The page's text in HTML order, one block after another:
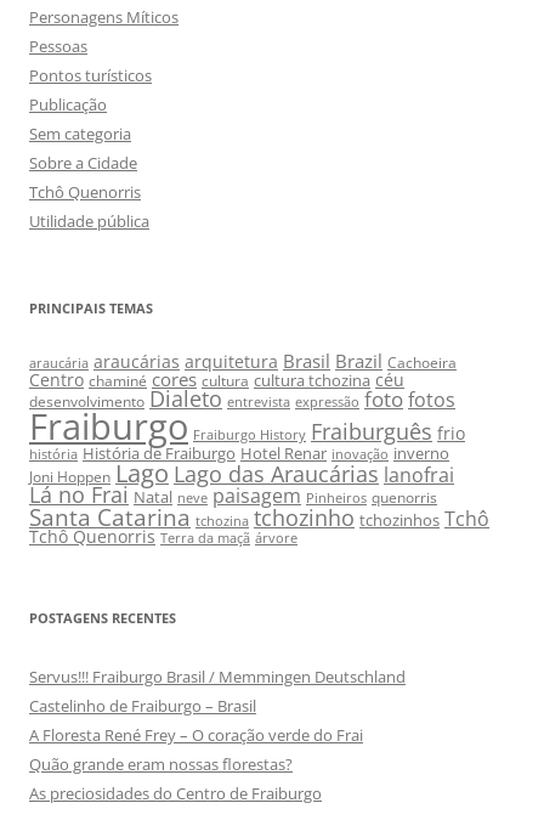
Personagens Míticos
Pessoas
Pontos turísticos
Publicação
Sem categoria
Sobre a Cidade
Tchô Quenorris
Utilidade pública
PRINCIPAIS TEMAS
araucária araucárias arquitetura Brasil Brazil Cachoeira
Centro chaminé cores cultura cultura tchozina céu
desenvolvimento Dialeto entrevista expressão fotofotos
Fraiburgo Fraiburgo History Fraiburguês frio
história História de Fraiburgo Hotel Renar inovação inverno
Joni Hoppen Lago Lago das Araucárias lanofrai
Lá no Frai Natal neve paisagem Pinheiros quenorris
Santa Catarina tchozina tchozinho tchozinhos Tchô
Tchô Quenorris Terra da maçã árvore
POSTAGENS RECENTES
Servus!!! Fraiburgo Brasil / Memmingen Deutschland
Castelinho de Fraiburgo – Brasil
A Floresta René Frey – O coração verde do Frai
Quão grande eram nossas florestas?
As preciosidades do Centro de Fraiburgo